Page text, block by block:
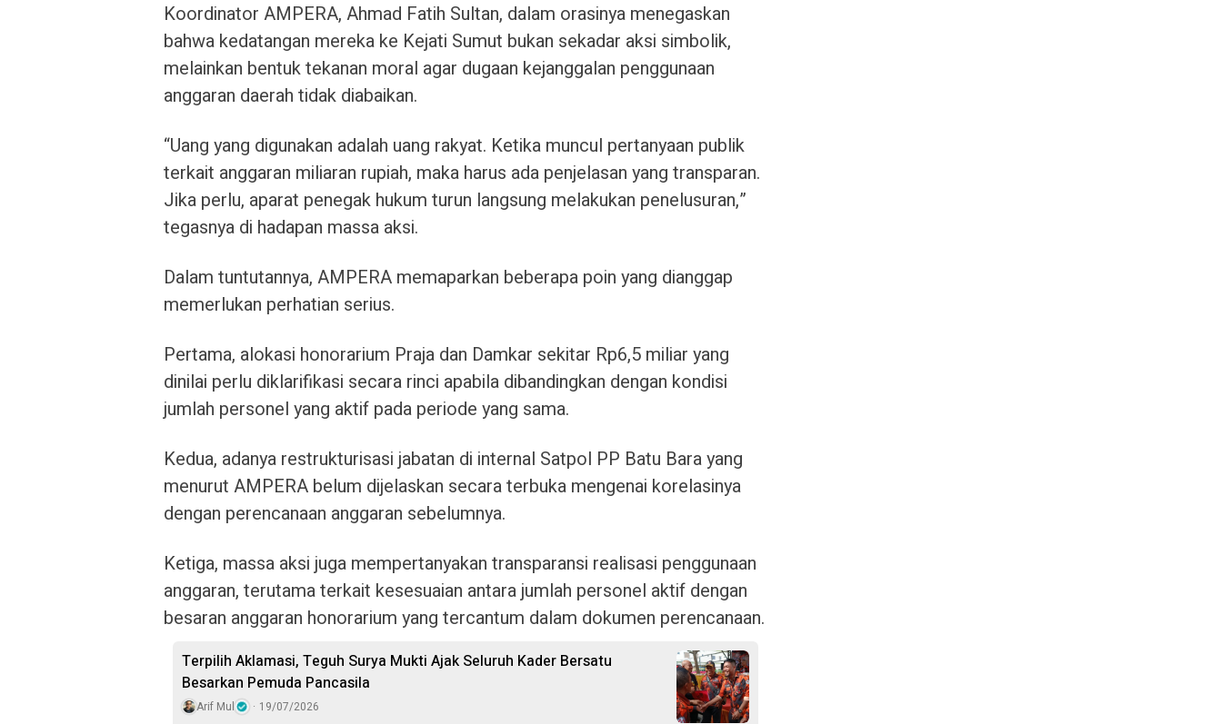
Koordinator AMPERA, Ahmad Fatih Sultan, dalam orasinya menegaskan
bahwa kedatangan mereka ke Kejati Sumut bukan sekadar aksi simbolik,
melainkan bentuk tekanan moral agar dugaan kejanggalan penggunaan
anggaran daerah tidak diabaikan.
“Uang yang digunakan adalah uang rakyat. Ketika muncul pertanyaan publik
terkait anggaran miliaran rupiah, maka harus ada penjelasan yang transparan.
Jika perlu, aparat penegak hukum turun langsung melakukan penelusuran,”
tegasnya di hadapan massa aksi.
Dalam tuntutannya, AMPERA memaparkan beberapa poin yang dianggap
memerlukan perhatian serius.
Pertama, alokasi honorarium Praja dan Damkar sekitar Rp6,5 miliar yang
dinilai perlu diklarifikasi secara rinci apabila dibandingkan dengan kondisi
jumlah personel yang aktif pada periode yang sama.
Kedua, adanya restrukturisasi jabatan di internal Satpol PP Batu Bara yang
menurut AMPERA belum dijelaskan secara terbuka mengenai korelasinya
dengan perencanaan anggaran sebelumnya.
Ketiga, massa aksi juga mempertanyakan transparansi realisasi penggunaan
anggaran, terutama terkait kesesuaian antara jumlah personel aktif dengan
besaran anggaran honorarium yang tercantum dalam dokumen perencanaan.
Terpilih Aklamasi, Teguh Surya Mukti Ajak Seluruh Kader Bersatu
Besarkan Pemuda Pancasila
Arif Mul 19/07/2026